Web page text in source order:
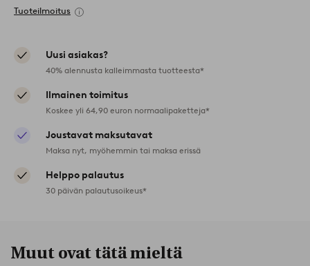
Tuoteilmoitus
Uusi asiakas?
40% alennusta kalleimmasta tuotteesta*
Ilmainen toimitus
Koskee yli 64,90 euron normaalipaketteja*
Joustavat maksutavat
Maksa nyt, myöhemmin tai maksa erissä
Helppo palautus
30 päivän palautusoikeus*
Muut ovat tätä mieltä